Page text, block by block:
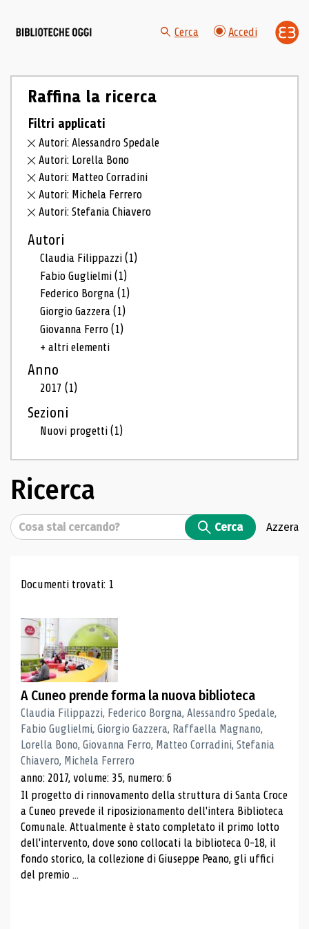
Cerca Accedi
Raffina la ricerca
Filtri applicati
Autori: Alessandro Spedale
Autori: Lorella Bono
Autori: Matteo Corradini
Autori: Michela Ferrero
Autori: Stefania Chiavero
Autori
Claudia Filippazzi(1)
Fabio Guglielmi(1)
Federico Borgna(1)
Giorgio Gazzera(1)
Giovanna Ferro(1)
+ altri elementi
Anno
2017(1)
Sezioni
Nuovi progetti(1)
Ricerca
Cerca Cerca Azzera
Risultati di ricerca
Documenti trovati: 1
A Cuneo prende forma la nuova biblioteca
Claudia Filippazzi, Federico Borgna, Alessandro Spedale,
Fabio Guglielmi, Giorgio Gazzera, Raffaella Magnano,
Lorella Bono, Giovanna Ferro, Matteo Corradini, Stefania
Chiavero, Michela Ferrero
anno: 2017, volume: 35, numero: 6
Il progetto di rinnovamento della struttura di Santa Croce
a Cuneo prevede il riposizionamento dell'intera Biblioteca
Comunale. Attualmente è stato completato il primo lotto
dell'intervento, dove sono collocati la biblioteca 0-18, il
fondo storico, la collezione di Giuseppe Peano, gli uffici
del premio ...